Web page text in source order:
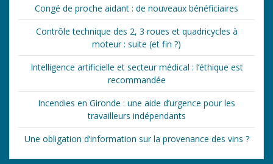
Congé de proche aidant : de nouveaux bénéficiaires
Contrôle technique des 2, 3 roues et quadricycles à
moteur : suite (et fin ?)
Intelligence artificielle et secteur médical : l’éthique est
recommandée
Incendies en Gironde : une aide d’urgence pour les
travailleurs indépendants
Une obligation d’information sur la provenance des vins ?